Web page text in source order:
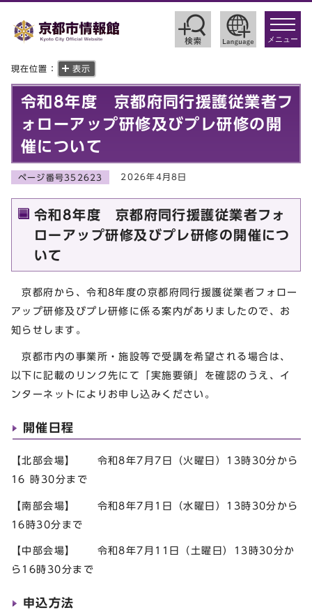
toggle
メニュー
現在位置： 表示
令和8年度 京都府同行援護従業者フ
ォローアップ研修及びプレ研修の開
催について
ページ番号352623 2026年4月8日
令和8年度 京都府同行援護従業者フォ
ローアップ研修及びプレ研修の開催につ
いて
京都府から、令和8年度の京都府同行援護従業者フォロー
アップ研修及びプレ研修に係る案内がありましたので、お
知らせします。
京都市内の事業所・施設等で受講を希望される場合は、
以下に記載のリンク先にて「実施要領」を確認のうえ、イ
ンターネットによりお申し込みください。
開催日程
【北部会場】 令和8年7月7日（火曜日）13時30分から
16 時30分まで
【南部会場】 令和8年7月1日（水曜日）13時30分から
16時30分まで
【中部会場】 令和8年7月11日（土曜日）13時30分か
ら16時30分まで
申込方法